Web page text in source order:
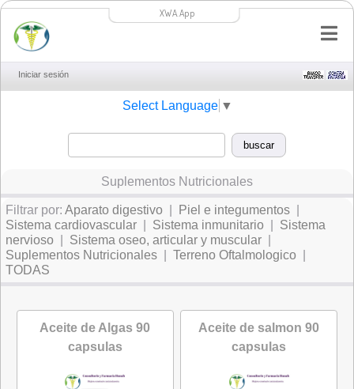
XWA.App
Iniciar sesión
Select Language ▼
Suplementos Nutricionales
Filtrar por: Aparato digestivo Piel e integumentos
Sistema cardiovascular
Sistema inmunitario
Sistema
nervioso
Sistema oseo, articular y muscular
Suplementos Nutricionales
Terreno Oftalmologico
TODAS
Aceite de Algas 90
capsulas
Aceite de salmon 90
capsulas